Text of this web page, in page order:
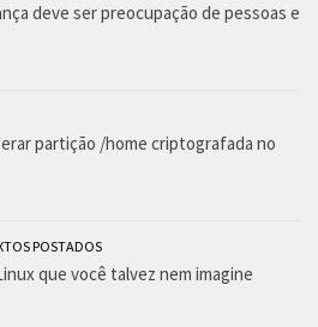
deve ser preocupação de pessoas e
partição /home criptografada no
POSTADOS
que você talvez nem imagine